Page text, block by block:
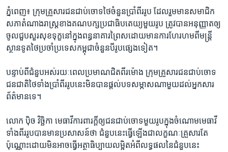
ទៅ​
កាន់​
ទំព័រ​
ស្វែង​
រក
ភាសា
ភ្នំពេញ៖ ក្រុមគ្រួសារ​ជន​ជាប់ចោទ​ថៃ​ចំនួន​ប្រាំពីរ​រូប​ ដែល​រួមមាន​សមាជិក​
សភា​តំណាងរាស្រ្ត​ខាង​គណបក្ស​ប្រជាធិបតេយ្យ​មួយរូប ​ត្រូវបាន​អនុញ្ញាត​ឲ្យ​
ចូល​ជួបសួរ​សុខទុក្ខ​នៅក្នុង​ពន្ធនាគារ​ព្រៃស​ដោយ​មានការ​ហែរហម​ពី​មន្រ្តី​
ស្ថានទូត​ថៃ​ប្រចាំ​ប្រទេស​កម្ពុជា​ចំនួន​បីរូប​ផ្សេងទៀត។
បន្ទាប់ពី​ជំនួប​អស់រយៈពេល​ប្រមាណ​ជិត​ពីរម៉ោង​ ក្រុម​គ្រួសារ​ជនជាប់​ចោទ​
ជនជាតិ​ថៃ​ទាំងប្រាំពីរ​រូប​នេះ​មិនបាន​ផ្តល់​បទ​សម្ភាសណាមួយ​ដល់​អ្នកសារ
ព័ត៌មាន​ទេ។
លោក​ ប៉ិច វិច្ឆិកា​ មេធាវី​ការពារក្តី​ឲ្យ​ជន​ជាប់ចោទ​មួយរូប​ក្នុង​ចំណោម​មេធាវី​
ទាំងពីរ​រូប​បាន​មាន​ប្រសាសន៍​ថា​ ជំនួប​នេះ​ធ្វើឡើង​ជា​លក្ខណៈ​គ្រួសារ​តែ
ប៉ុណ្ណោះ​ដោយ​មិនអាច​ធ្វើ​អត្ថាធិប្បាយ​លម្អិត​អំពី​លទ្ធផល​នៃ​ជំនួប​នេះ​